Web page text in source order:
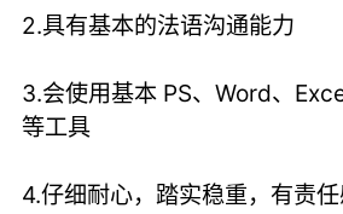
2.具有基本的法语沟通能力
3.会使用基本 PS、Word、
等工具
4.仔细耐心，踏实稳重，有责